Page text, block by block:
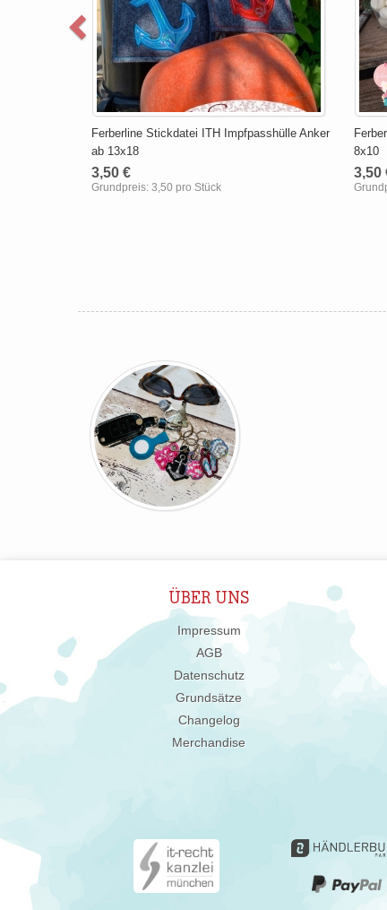
Ferberline Stickdatei ITH Impfpasshülle Anker
ab 13x18
3,50 €
Grundpreis:3,50 pro Stück
8x10
3,50
ÜBER UNS
Impressum
AGB
Datenschutz
Grundsätze
Changelog
Merchandise